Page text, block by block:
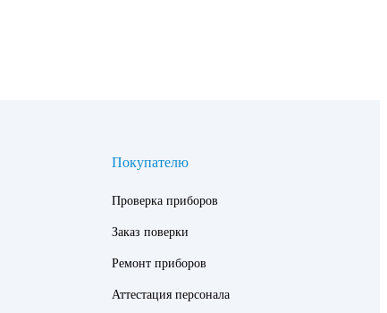
Покупателю
Проверка приборов
Заказ поверки
Ремонт приборов
Аттестация персонала